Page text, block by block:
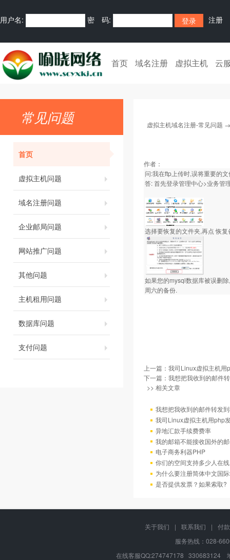
用户名: 密 码: 注册
首页 域名注册 虚拟主机 云
常见问题
首页
虚拟主机问题
域名注册问题
企业邮局问题
网站推广问题
其他问题
主机租用问题
数据库问题
支付问题
虚拟主机域名注册-常见问题
作者：
问:我在ftp上传时,误将重要的
答: 首先登录管理中心>业务管
选择要恢复的文件夹,再点 恢
如果您的mysql数据库被误删
周六的备份.
上一篇： 我司Linux虚拟主机用
下一篇： 我想把我收到的邮件
>> 相关文章
我想把我收到的邮件转发
我司Linux虚拟主机用php
异地汇款手续费费率
我的邮箱不能接收国外的
电子商务利器PHP
你们的空间支持多少人在
为什么要注册简体中文国
是否提供发票？如果索取?
关于我们 | 联系我们 |
付
服务热线：028-
在线客服QQ:274747178 330683124